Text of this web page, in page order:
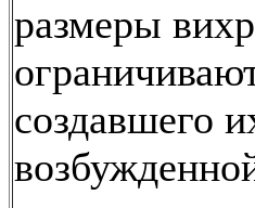
размеры
создавшего